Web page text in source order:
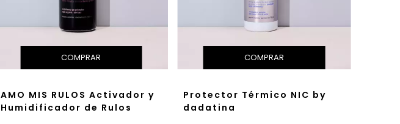
AMO MIS RULOS Activador y
Humidificador de Rulos
Protector Térmico NIC by
dadatina